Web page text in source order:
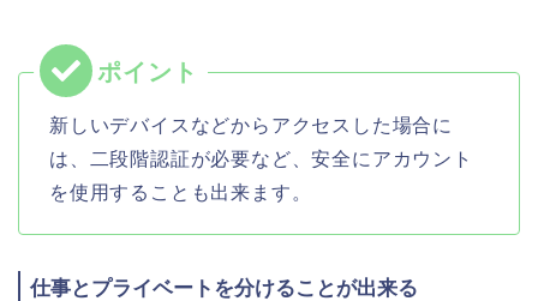
新しいデバイスなどからアクセスした場合に
は、二段階認証が必要など、安全にアカウント
を使用することも出来ます。
仕事とプライベートを分けることが出来る